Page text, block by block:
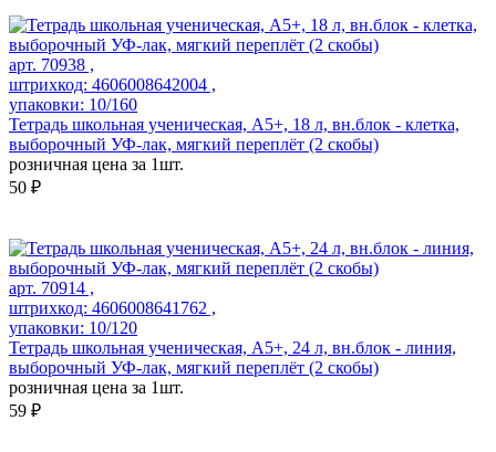
арт. 70938 ,
штрихкод: 4606008642004 ,
упаковки: 10/160
Тетрадь школьная ученическая, А5+, 18 л, вн.блок - клетка,
выборочный УФ-лак, мягкий переплёт (2 скобы)
розничная цена за 1шт.
50 ₽
арт. 70914 ,
штрихкод: 4606008641762 ,
упаковки: 10/120
Тетрадь школьная ученическая, А5+, 24 л, вн.блок - линия,
выборочный УФ-лак, мягкий переплёт (2 скобы)
розничная цена за 1шт.
59 ₽